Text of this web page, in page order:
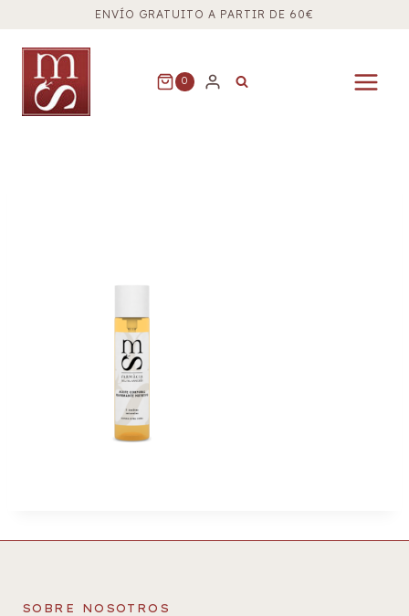
contenido
ENVÍO GRATUITO A PARTIR DE 60€
0
SOBRE NOSOTROS